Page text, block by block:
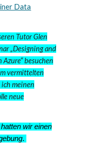
Data
Tutor Glen
„Designing and
besuchen
vermittelten
meinen
neue
hatten wir einen
.